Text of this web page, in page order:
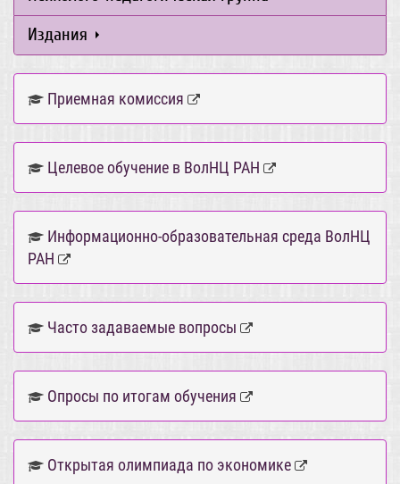
Издания
Приемная комиссия
Целевое обучение в ВолНЦ РАН
Информационно-образовательная среда ВолНЦ
РАН
Часто задаваемые вопросы
Опросы по итогам обучения
Открытая олимпиада по экономике